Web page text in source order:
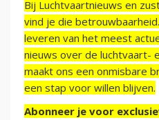
Bij Luchtvaartnieuws en
vind je die
leveren van het meest
nieuws over de luchtvaart-
maakt ons een onmisbare
een stap voor willen blijven.
Abonneer je voor